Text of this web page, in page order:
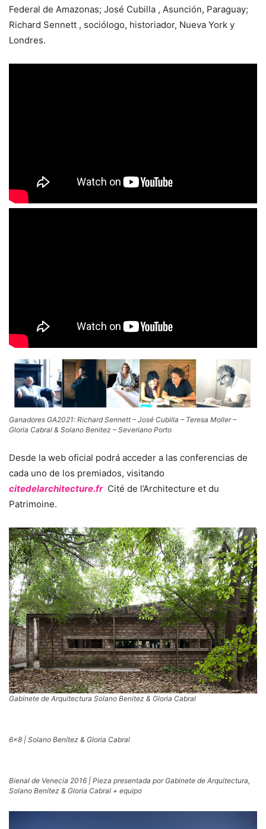
Federal de Amazonas; José Cubilla , Asunción, Paraguay;
Richard Sennett , sociólogo, historiador, Nueva York y
Londres.
Ganadores GA2021: Richard Sennett – José Cubilla – Teresa Moller –
Gloria Cabral & Solano Benitez – Severiano Porto
Desde la web oficial podrá acceder a las conferencias de
cada uno de los premiados, visitando
citedelarchitecture.frCité de l’Architecture et du
Patrimoine.
Gabinete de Arquitectura Solano Benitez & Gloria Cabral
6×8 | Solano Benítez & Gloria Cabral
Bienal de Venecia 2016 | Pieza presentada por Gabinete de Arquitectura,
Solano Benítez & Gloria Cabral + equipo